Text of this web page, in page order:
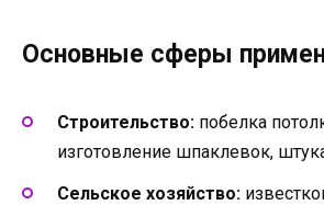
Основные сферы
Строительство: побелка
изготовление шпаклевок,
Сельское хозяйство: